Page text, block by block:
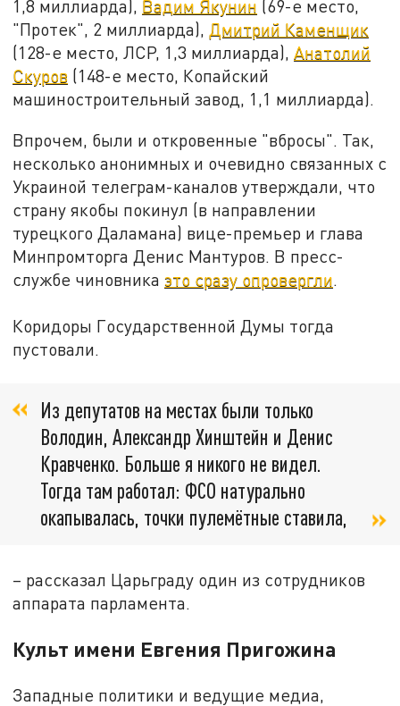
1,8 миллиарда), Вадим Якунин (69-е место,
"Протек", 2 миллиарда), Дмитрий Каменщик
(128-е место, ЛСР, 1,3 миллиарда),Анатолий
Скуров (148-е место, Копайский
машиностроительный завод, 1,1 миллиарда).
Впрочем, были и откровенные "вбросы". Так,
несколько анонимных и очевидно связанных с
Украиной телеграм-каналов утверждали, что
страну якобы покинул (в направлении
турецкого Даламана) вице-премьер и глава
Минпромторга Денис Мантуров. В пресс-
службе чиновникаэто сразу опровергли.
Коридоры Государственной Думы тогда
пустовали.
Из депутатов на местах были только
Володин, Александр Хинштейн и Денис
Кравченко. Больше я никого не видел.
Тогда там работал: ФСО натурально
окапывалась, точки пулемётные ставила,
– рассказал Царьграду один из сотрудников
аппарата парламента.
Культ имени Евгения Пригожина
Западные политики и ведущие медиа,